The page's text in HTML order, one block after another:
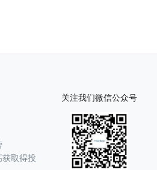
取得投
关注我们微信公众号